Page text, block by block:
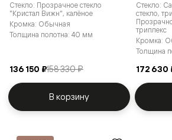
Стекло: Прозрачное стекло
"Кристал Вижн", калёное
Кромка: Обычная
Толщина полотна: 40 мм
136 150 ₽158 330 ₽
В корзину
Стекло:
стекло,
триплекс
Кромка:
Толщина
172 630